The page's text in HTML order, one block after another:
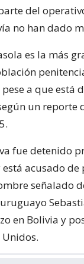
del
no han dado
es la más
a que está
un reporte
fue detenido
acusado
señalado
en Bolivia y